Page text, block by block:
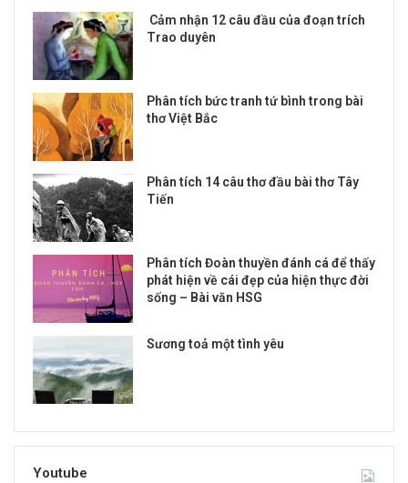
Cảm nhận 12 câu đầu của đoạn trích
Trao duyên
Phân tích bức tranh tứ bình trong bài
thơ Việt Bắc
Phân tích 14 câu thơ đầu bài thơ Tây
Tiến
Phân tích Đoàn thuyền đánh cá để thấy
phát hiện về cái đẹp của hiện thực đời
sống – Bài văn HSG
Sương toả một tình yêu
Youtube